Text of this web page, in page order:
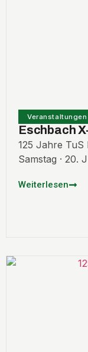
Veranstaltungen
Eschbach
125 Jahre TuS
Samstag · 20.
Weiterlesen